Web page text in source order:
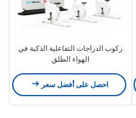
ركوب الدراجات التفاعلية الذكية في
الهواء الطلق
احصل على أفضل سعر